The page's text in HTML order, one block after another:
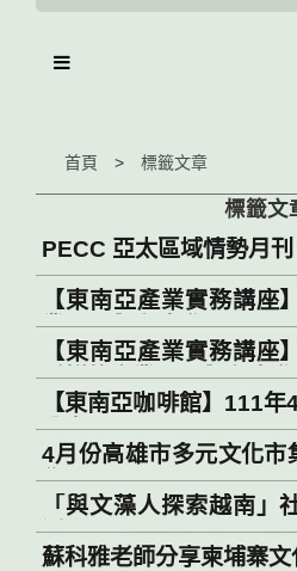
首頁 標籤文章
標籤文
PECC 亞太區域情勢月
【東南亞產業實務講座
業願景與人才發展
【東南亞產業實務講座
爭鮮的企業願景與人才發
【東南亞咖啡館】111
分享
4月份高雄市多元文化市
集
「與文藻人探索越南」
活動！
蘇科雅老師分享柬埔寨